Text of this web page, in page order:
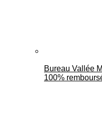
Bureau Vallée
100%